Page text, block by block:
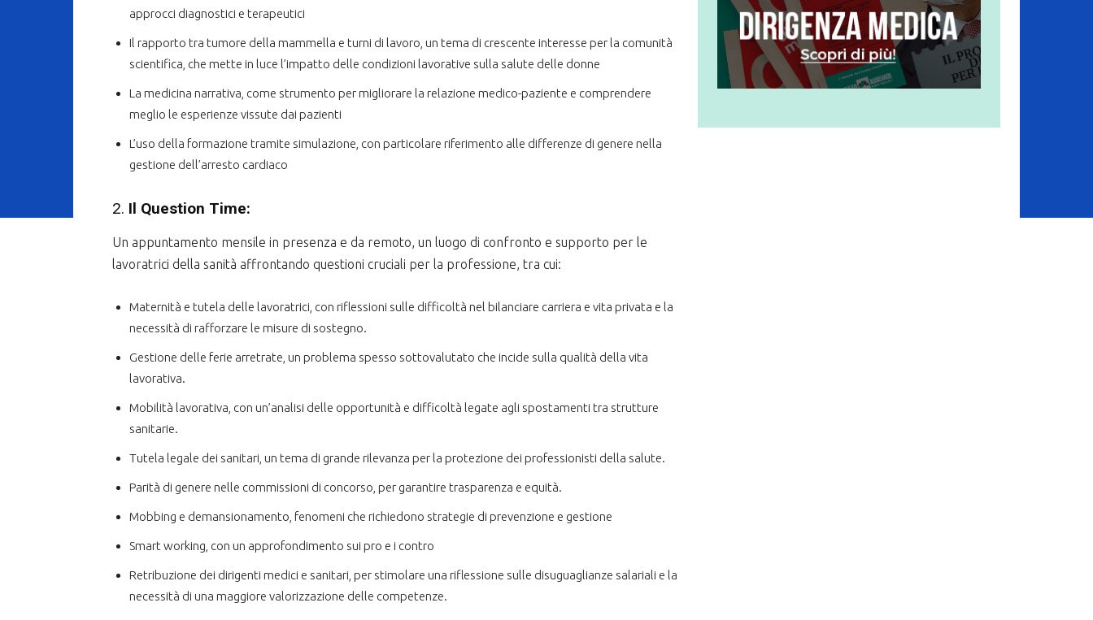
approcci diagnostici e terapeutici
Il rapporto tra tumore della mammella e turni di lavoro, un tema di crescente interesse per la comunità
scientifica, che mette in luce l’impatto delle condizioni lavorative sulla salute delle donne
La medicina narrativa, come strumento per migliorare la relazione medico-paziente e comprendere
meglio le esperienze vissute dai pazienti
L’uso della formazione tramite simulazione, con particolare riferimento alle differenze di genere nella
gestione dell’arresto cardiaco
2. Il Question Time:
Un appuntamento mensile in presenza e da remoto, un luogo di confronto e supporto per le
lavoratrici della sanità affrontando questioni cruciali per la professione, tra cui:
Maternità e tutela delle lavoratrici, con riflessioni sulle difficoltà nel bilanciare carriera e vita privata e la
necessità di rafforzare le misure di sostegno.
Gestione delle ferie arretrate, un problema spesso sottovalutato che incide sulla qualità della vita
lavorativa.
Mobilità lavorativa, con un’analisi delle opportunità e difficoltà legate agli spostamenti tra strutture
sanitarie.
Tutela legale dei sanitari, un tema di grande rilevanza per la protezione dei professionisti della salute.
Parità di genere nelle commissioni di concorso, per garantire trasparenza e equità.
Mobbing e demansionamento, fenomeni che richiedono strategie di prevenzione e gestione
Smart working, con un approfondimento sui pro e i contro
Retribuzione dei dirigenti medici e sanitari, per stimolare una riflessione sulle disuguaglianze salariali e la
necessità di una maggiore valorizzazione delle competenze.